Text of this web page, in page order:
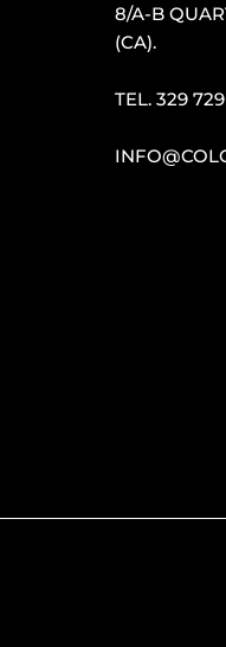
8/A-B
(CA).
TEL.329